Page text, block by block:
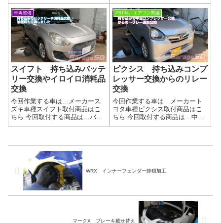
ルトコンプレッサー当店でのエ
アコンコンプレッサー故障診断
はPS134を使っての診断になる
ので、より故障原因の追究にな
ります原因がわかりやすいの
で、修理対応...
にもタイヤがツルツルすぎるの
もアレですけど…こっちもダメ
です！もういつ割れてもおかし
くないので、早く交換しましょ
う！他にも…他にもいっぱいダ
メな箇所が…(-...
車両整備
スイフト 持ち込みバッテ
リー交換やイロイロ消耗品
交換
今回作業する車は…メーカース
ズキ車種スイフト取付商品はこ
ちら 今回取付する商品は…バッ
テリーやエアコンフィルター
車検もバッチリですね作業完了
車検整備もガレージＳＤにお任
せください(^...
PS134、エアコン関連
ピクシス 持ち込みコンプ
レッサー交換からのリレー
交換
今回作業する車は…メーカート
ヨタ車種ピクシス取付商品はこ
ちら 今回取付する商品は…中古
コンプレッサー適合取れていて
真実はコンプレッサーは正常で
WRX インナーフェンダー静穏加工
マークX ブレーキ載せ替え